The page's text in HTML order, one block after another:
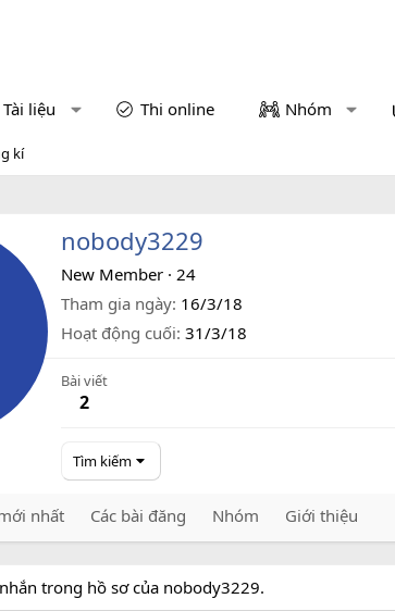
Tài liệu Thi online Nhóm
kí
nobody3229
New Member · 24
Tham gia ngày 16/3/18
Hoạt động cuối 31/3/18
Bài viết
2
Tìm kiếm
nhất Các bài đăng Nhóm Giới thiệu
trong hồ sơ của nobody3229.